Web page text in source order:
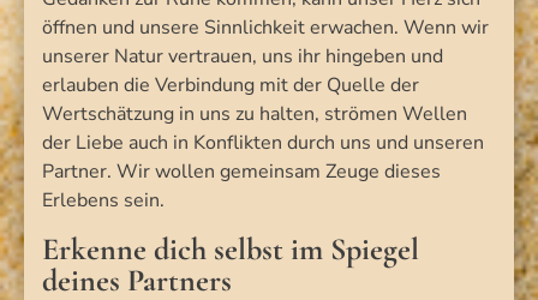
öffnen und unsere Sinnlichkeit erwachen. Wenn wir
unserer Natur vertrauen, uns ihr hingeben und
erlauben die Verbindung mit der Quelle der
Wertschätzung in uns zu halten, strömen Wellen
der Liebe auch in Konflikten durch uns und unseren
Partner. Wir wollen gemeinsam Zeuge dieses
Erlebens sein.
Erkenne dich selbst im Spiegel
deines Partners